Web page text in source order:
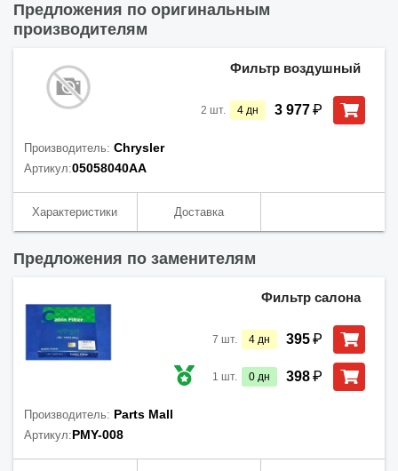
Предложения по оригинальным
производителям
Фильтр воздушный
2 шт. 4 дн 3 977₽
Производитель: Chrysler
Артикул:05058040AA
Характеристики Доставка
Предложения по заменителям
Фильтр салона
7 шт. 4 дн 395₽
1 шт. 0 дн 398₽
Производитель: Parts Mall
Артикул:PMY-008